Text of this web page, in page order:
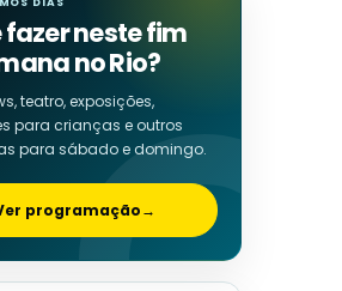
fazer neste fim
no Rio?
teatro, exposições,
para crianças e outros
para sábado e domingo.
programação→